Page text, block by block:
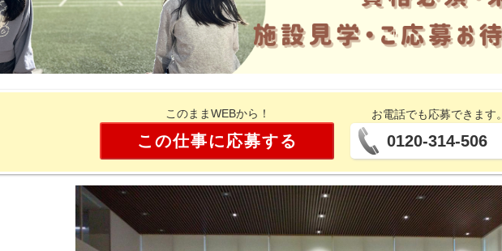
このままWEBから！
この仕事に応募する
お電話でも応募できます
0120-314-506